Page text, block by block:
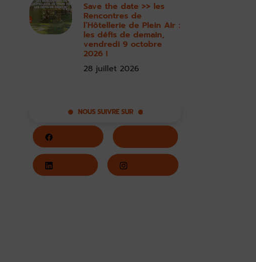
Save the date >> les
Rencontres de
l’Hôtellerie de Plein Air :
les défis de demain,
vendredi 9 octobre
2026 !
28 juillet 2026
NOUS SUIVRE SUR
LinkedIn Instagram